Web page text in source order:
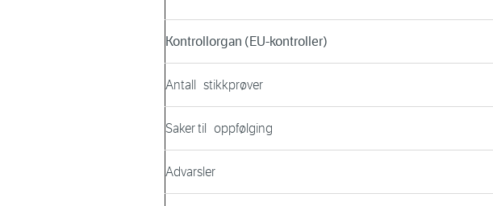
Kontrollorgan (EU-kontroller)
Antall stikkprøver
Saker til oppfølging
Advarsler